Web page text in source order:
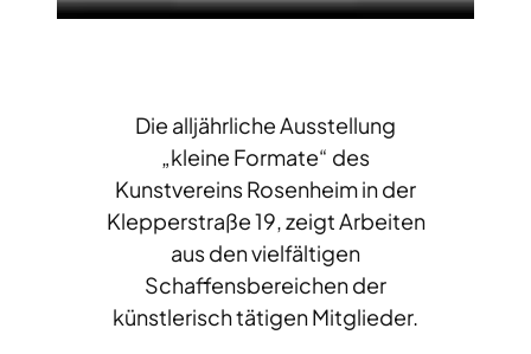
Die alljährliche Ausstellung
„kleine Formate“ des
Kunstvereins Rosenheim in der
Klepperstraße 19, zeigt Arbeiten
aus den vielfältigen
Schaffensbereichen der
künstlerisch tätigen Mitglieder.